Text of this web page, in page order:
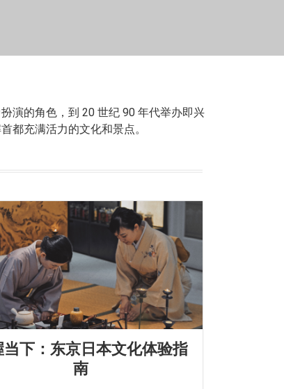
演的角色，到 20 世纪 90 年代举办即兴
都充满活力的文化和景点。
当下：东京日本文化体验指
南